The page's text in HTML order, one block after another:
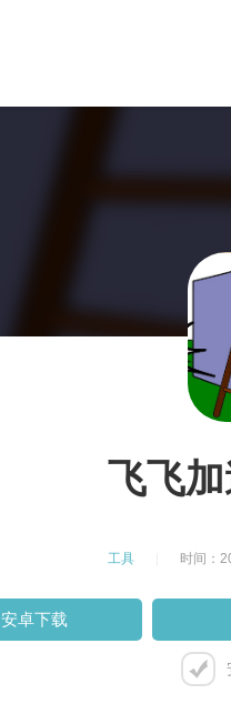
飞飞
工具 时间：
安卓下载